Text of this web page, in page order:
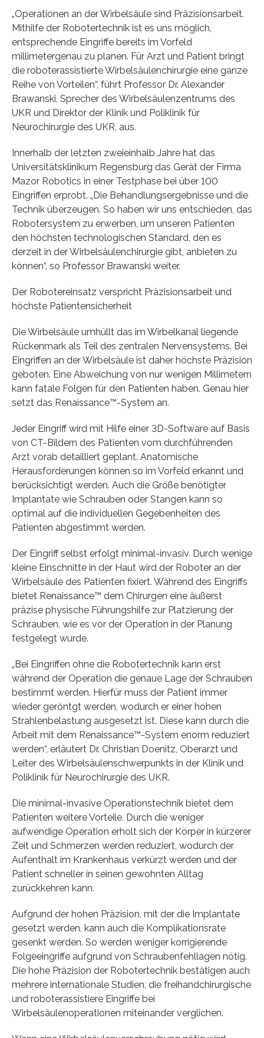
„Operationen an der Wirbelsäule sind Präzisionsarbeit.
Mithilfe der Robotertechnik ist es uns möglich,
entsprechende Eingriffe bereits im Vorfeld
millimetergenau zu planen. Für Arzt und Patient bringt
die roboterassistierte Wirbelsäulenchirurgie eine ganze
Reihe von Vorteilen“, führt Professor Dr. Alexander
Brawanski, Sprecher des Wirbelsäulenzentrums des
UKR und Direktor der Klinik und Poliklinik für
Neurochirurgie des UKR, aus.
Innerhalb der letzten zweieinhalb Jahre hat das
Universitätsklinikum Regensburg das Gerät der Firma
Mazor Robotics in einer Testphase bei über 100
Eingriffen erprobt. „Die Behandlungsergebnisse und die
Technik überzeugen. So haben wir uns entschieden, das
Robotersystem zu erwerben, um unseren Patienten
den höchsten technologischen Standard, den es
derzeit in der Wirbelsäulenchirurgie gibt, anbieten zu
können“, so Professor Brawanski weiter.
Der Robotereinsatz verspricht Präzisionsarbeit und
höchste Patientensicherheit
Die Wirbelsäule umhüllt das im Wirbelkanal liegende
Rückenmark als Teil des zentralen Nervensystems. Bei
Eingriffen an der Wirbelsäule ist daher höchste Präzision
geboten. Eine Abweichung von nur wenigen Millimetern
kann fatale Folgen für den Patienten haben. Genau hier
setzt das Renaissance™-System an.
Jeder Eingriff wird mit Hilfe einer 3D-Software auf Basis
von CT-Bildern des Patienten vom durchführenden
Arzt vorab detailliert geplant. Anatomische
Herausforderungen können so im Vorfeld erkannt und
berücksichtigt werden. Auch die Größe benötigter
Implantate wie Schrauben oder Stangen kann so
optimal auf die individuellen Gegebenheiten des
Patienten abgestimmt werden.
Der Eingriff selbst erfolgt minimal-invasiv. Durch wenige
kleine Einschnitte in der Haut wird der Roboter an der
Wirbelsäule des Patienten fixiert. Während des Eingriffs
bietet Renaissance™ dem Chirurgen eine äußerst
präzise physische Führungshilfe zur Platzierung der
Schrauben, wie es vor der Operation in der Planung
festgelegt wurde.
„Bei Eingriffen ohne die Robotertechnik kann erst
während der Operation die genaue Lage der Schrauben
bestimmt werden. Hierfür muss der Patient immer
wieder geröntgt werden, wodurch er einer hohen
Strahlenbelastung ausgesetzt ist. Diese kann durch die
Arbeit mit dem Renaissance™-System enorm reduziert
werden“, erläutert Dr. Christian Doenitz, Oberarzt und
Leiter des Wirbelsäulenschwerpunkts in der Klinik und
Poliklinik für Neurochirurgie des UKR.
Die minimal-invasive Operationstechnik bietet dem
Patienten weitere Vorteile. Durch die weniger
aufwendige Operation erholt sich der Körper in kürzerer
Zeit und Schmerzen werden reduziert, wodurch der
Aufenthalt im Krankenhaus verkürzt werden und der
Patient schneller in seinen gewohnten Alltag
zurückkehren kann.
Aufgrund der hohen Präzision, mit der die Implantate
gesetzt werden, kann auch die Komplikationsrate
gesenkt werden. So werden weniger korrigierende
Folgeeingriffe aufgrund von Schraubenfehllagen nötig.
Die hohe Präzision der Robotertechnik bestätigen auch
mehrere internationale Studien, die freihandchirurgische
und roboterassistiere Eingriffe bei
Wirbelsäulenoperationen miteinander verglichen.